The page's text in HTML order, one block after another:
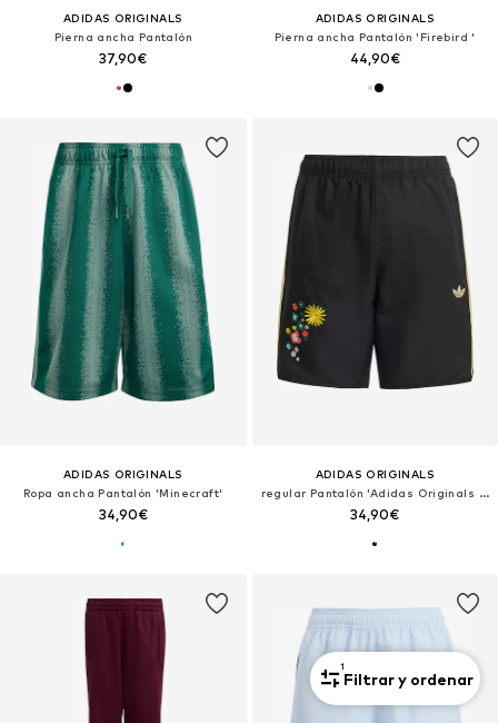
ADIDAS ORIGINALS
Pierna ancha Pantalón
37,90€
ADIDAS ORIGINALS
Pierna ancha Pantalón 'Firebird '
44,90€
ADIDAS ORIGINALS
Ropa ancha Pantalón 'Minecraft'
34,90€
ADIDAS ORIGINALS
regular Pantalón 'Adidas Originals x Liberty London'
34,90€
1
Filtrar y ordenar